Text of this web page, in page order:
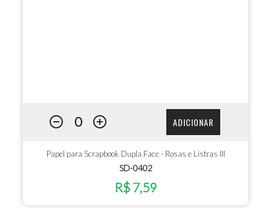
ADICIONAR
Papel para Scrapbook Dupla Face - Rosas e Listras III
SD-0402
R$ 7,59